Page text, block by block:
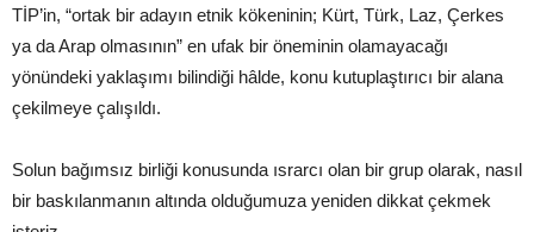
TİP’in, “ortak bir adayın etnik kökeninin; Kürt, Türk, Laz, Çerkes
ya da Arap olmasının” en ufak bir öneminin olamayacağı
yönündeki yaklaşımı bilindiği hâlde, konu kutuplaştırıcı bir alana
çekilmeye çalışıldı.
Solun bağımsız birliği konusunda ısrarcı olan bir grup olarak, nasıl
bir baskılanmanın altında olduğumuza yeniden dikkat çekmek